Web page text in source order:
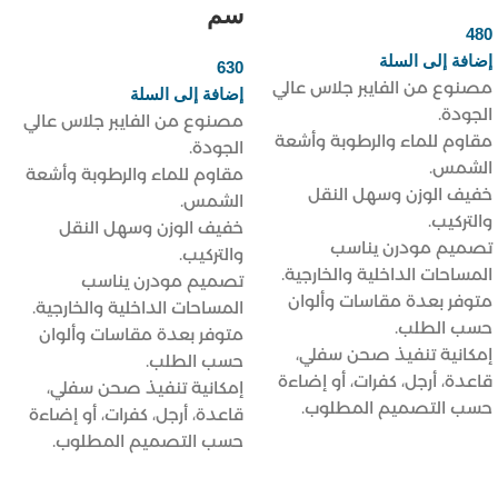
480
إضافة إلى السلة
مصنوع من الفايبر جلاس عالي
الجودة.
مقاوم للماء والرطوبة وأشعة
الشمس.
خفيف الوزن وسهل النقل
والتركيب.
تصميم مودرن يناسب
المساحات الداخلية والخارجية.
متوفر بعدة مقاسات وألوان
حسب الطلب.
إمكانية تنفيذ صحن سفلي،
قاعدة، أرجل، كفرات، أو إضاءة
حسب التصميم المطلوب.
سم
630
إضافة إلى السلة
مصنوع من الفايبر جلاس عالي
الجودة.
مقاوم للماء والرطوبة وأشعة
الشمس.
خفيف الوزن وسهل النقل
والتركيب.
تصميم مودرن يناسب
المساحات الداخلية والخارجية.
متوفر بعدة مقاسات وألوان
حسب الطلب.
إمكانية تنفيذ صحن سفلي،
قاعدة، أرجل، كفرات، أو إضاءة
حسب التصميم المطلوب.